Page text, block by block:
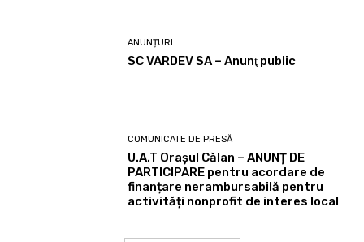
ANUNȚURI
SC VARDEV SA – Anunţ public
COMUNICATE DE PRESĂ
U.A.T Orașul Călan – ANUNȚ DE
PARTICIPARE pentru acordare de
finanțare nerambursabilă pentru
activități nonprofit de interes local